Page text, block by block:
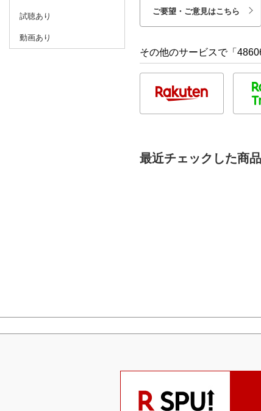
試聴あり
動画あり
ご要望・ご意見はこちら
その他のサービスで「
最近チェックした商品